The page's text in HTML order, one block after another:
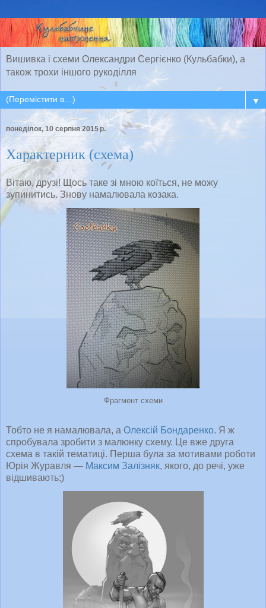
Вишивка і схеми Олександри Сергієнко (Кульбабки), а
також трохи іншого рукоділля
▼
понеділок, 10 серпня 2015 р.
Характерник (схема)
Вітаю, друзі! Щось таке зі мною коїться, не можу
зупинитись. Знову намалювала козака.
Фрагмент схеми
Тобто не я намалювала, а Олексій Бондаренко. Я ж
спробувала зробити з малюнку схему. Це вже друга
схема в такій тематиці. Перша була за мотивами роботи
Юрія Журавля — Максим Залізняк, якого, до речі, уже
відшивають;)